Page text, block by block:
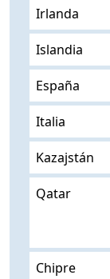
Irlanda
Islandia
España
Italia
Kazajstán
Qatar
Chipre